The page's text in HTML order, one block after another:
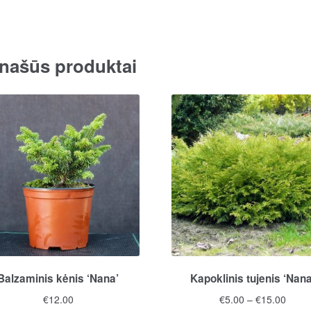
produktai
kėnis ‘Nana’
€12.00
Kapoklinis tujenis
€5.00 – €15.00